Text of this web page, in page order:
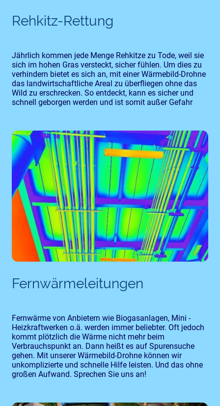
Rehkitz-Rettung
Jährlich kommen jede Menge Rehkitze zu Tode, weil sie
sich im hohen Gras versteckt, sicher fühlen. Um dies zu
verhindern bietet es sich an, mit einer Wärmebild-Drohne
das landwirtschaftliche Areal zu überfliegen ohne das
Wild zu erschrecken. So entdeckt, kann es sicher und
schnell geborgen werden und ist somit außer Gefahr
Fernwärmeleitungen
Fernwärme von Anbietern wie Biogasanlagen, Mini -
Heizkraftwerken o.ä. werden immer beliebter. Oft jedoch
kommt plötzlich die Wärme nicht mehr beim
Verbrauchspunkt an. Dann heißt es auf Spurensuche
gehen. Mit unserer Wärmebild-Drohne können wir
unkomplizierte und schnelle Hilfe leisten. Und das ohne
großen Aufwand. Sprechen Sie uns an!